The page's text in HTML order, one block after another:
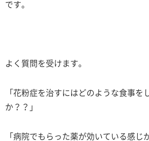
です。
よく質問を受けます。
「花粉症を治すにはどのような食事を
か？？」
「病院でもらった薬が効いている感じ